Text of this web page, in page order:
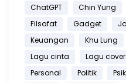
ChatGPT
Chin Yung
Filsafat
Gadget
Keuangan
Khu Lung
Lagu cinta
Lagu cover
Personal
Politik